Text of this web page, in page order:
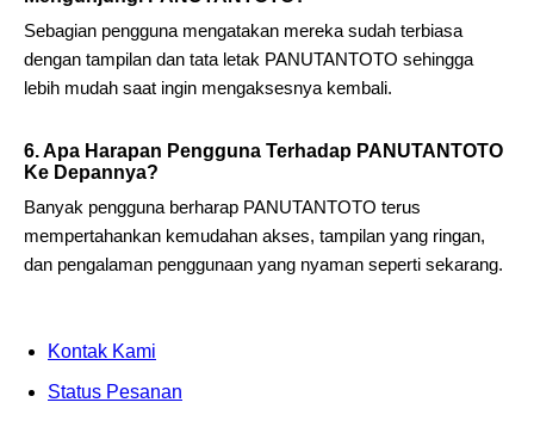
Sebagian pengguna mengatakan mereka sudah terbiasa
dengan tampilan dan tata letak PANUTANTOTO sehingga
lebih mudah saat ingin mengaksesnya kembali.
6. Apa Harapan Pengguna Terhadap PANUTANTOTO
Ke Depannya?
Banyak pengguna berharap PANUTANTOTO terus
mempertahankan kemudahan akses, tampilan yang ringan,
dan pengalaman penggunaan yang nyaman seperti sekarang.
Kontak Kami
Status Pesanan